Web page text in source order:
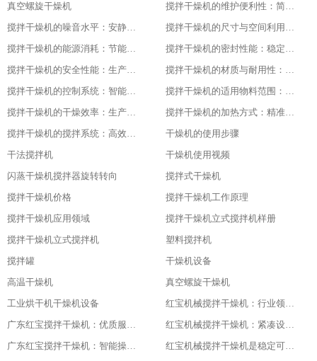
真空螺旋干燥机
搅拌干燥机的维护便利性：简单易操作
搅拌干燥机的噪音水平：安静的工作环境
搅拌干燥机的尺寸与空间利用：灵活适应不同场地
搅拌干燥机的能源消耗：节能与高效的平衡
搅拌干燥机的密封性能：稳定干燥的关键
搅拌干燥机的安全性能：生产中的首要保障
搅拌干燥机的材质与耐用性：品质的坚实基础
搅拌干燥机的控制系统：智能化的操作体验
搅拌干燥机的适用物料范围：广泛的适应性
搅拌干燥机的干燥效率：生产效益的保障
搅拌干燥机的加热方式：精准控温的关键
搅拌干燥机的搅拌系统：高效混合的核心
干燥机的使用步骤
干法搅拌机
干燥机使用视频
闪蒸干燥机搅拌器旋转转向
搅拌式干燥机
搅拌干燥机价格
搅拌干燥机工作原理
搅拌干燥机应用领域
搅拌干燥机立式搅拌机样册
搅拌干燥机立式搅拌机
塑料搅拌机
搅拌罐
干燥机设备
高温干燥机
真空螺旋干燥机
工业烘干机干燥机设备
红宝机械搅拌干燥机：行业领先，值得信赖
广东红宝搅拌干燥机：优质服务，全程保障
红宝机械搅拌干燥机：紧凑设计，节省空间
广东红宝搅拌干燥机：智能操作，便捷高效
红宝机械搅拌干燥机是稳定可靠的伙伴